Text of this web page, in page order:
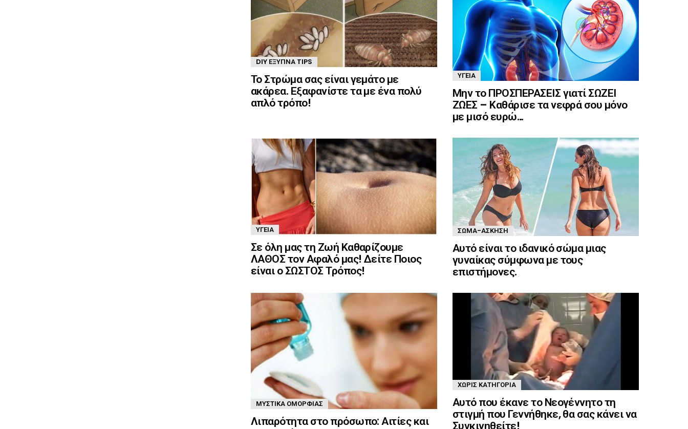
DIY ΈΞΥΠΝΑ TIPS
Το Στρώμα σας είναι γεμάτο με
ακάρεα. Εξαφανίστε τα με ένα πολύ
απλό τρόπο!
ΥΓΕΊΑ
Μην το ΠΡΟΣΠΕΡΑΣΕΙΣ γιατί ΣΩΖΕΙ
ΖΩΕΣ – Καθάρισε τα νεφρά σου μόνο
με μισό ευρώ…
ΥΓΕΊΑ
Σε όλη μας τη Ζωή Καθαρίζουμε
ΛΑΘΟΣ τον Αφαλό μας! Δείτε Ποιος
είναι ο ΣΩΣΤΟΣ Τρόπος!
ΣΏΜΑ-ΆΣΚΗΣΗ
Αυτό είναι το ιδανικό σώμα μιας
γυναίκας σύμφωνα με τους
επιστήμονες.
ΜΥΣΤΙΚΆ ΟΜΟΡΦΙΆΣ
Λιπαρότητα στο πρόσωπο: Αιτίες και
ΧΩΡΊΣ ΚΑΤΗΓΟΡΊΑ
Αυτό που έκανε το Νεογέννητο τη
στιγμή που Γεννήθηκε, θα σας κάνει να
Συγκινηθείτε!